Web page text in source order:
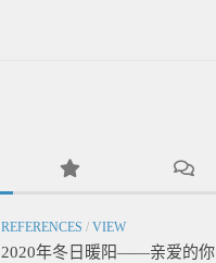
REFERENCES / VIEW
2020年冬日暖阳——亲爱的你